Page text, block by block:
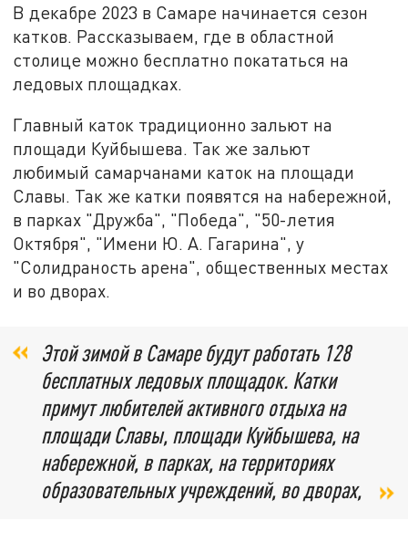
В декабре 2023 в Самаре начинается сезон
катков. Рассказываем, где в областной
столице можно бесплатно покататься на
ледовых площадках.
Главный каток традиционно зальют на
площади Куйбышева. Так же зальют
любимый самарчанами каток на площади
Славы. Так же катки появятся на набережной,
в парках "Дружба", "Победа", "50-летия
Октября", "Имени Ю. А. Гагарина", у
"Солидраность арена", общественных местах
и во дворах.
Этой зимой в Самаре будут работать 128
бесплатных ледовых площадок. Катки
примут любителей активного отдыха на
площади Славы, площади Куйбышева, на
набережной, в парках, на территориях
образовательных учреждений, во дворах,